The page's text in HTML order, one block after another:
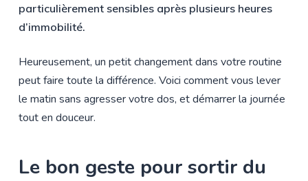
particulièrement sensibles après plusieurs heures
d’immobilité.
Heureusement, un petit changement dans votre routine
peut faire toute la différence. Voici comment vous lever
le matin sans agresser votre dos, et démarrer la journée
tout en douceur.
Le bon geste pour sortir du